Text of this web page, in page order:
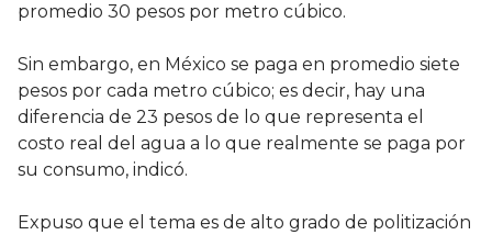
promedio 30 pesos por metro cúbico.
Sin embargo, en México se paga en promedio siete
pesos por cada metro cúbico; es decir, hay una
diferencia de 23 pesos de lo que representa el
costo real del agua a lo que realmente se paga por
su consumo, indicó.
Expuso que el tema es de alto grado de politización